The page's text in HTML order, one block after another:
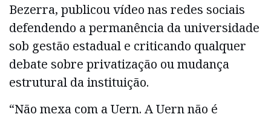
Bezerra, publicou vídeo nas redes sociais
defendendo a permanência da universidade
sob gestão estadual e criticando qualquer
debate sobre privatização ou mudança
estrutural da instituição.
“Não mexa com a Uern. A Uern não é